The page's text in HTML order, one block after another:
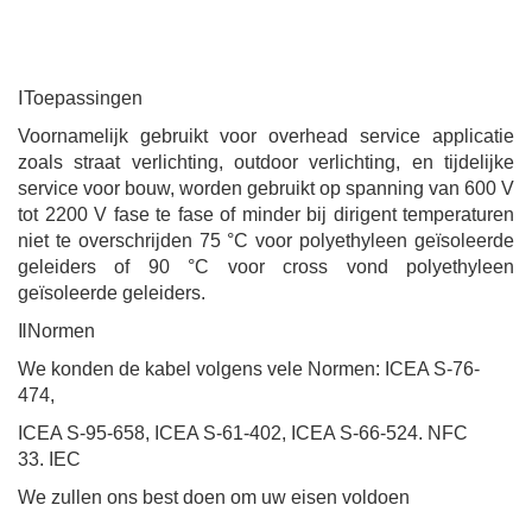
Toepassingen
Voornamelijk gebruikt voor overhead service applicatie
zoals straat verlichting, outdoor verlichting, en tijdelijke
service voor bouw, worden gebruikt op spanning van 600 V
tot 2200 V fase te fase of minder bij dirigent temperaturen
niet te overschrijden 75 °C voor polyethyleen geïsoleerde
geleiders of 90 °C voor cross vond polyethyleen
geïsoleerde geleiders.
Normen
We konden de kabel volgens vele Normen: ICEA S-76-
474,
ICEA S-95-658, ICEA S-61-402, ICEA S-66-524. NFC
33. IEC
We zullen ons best doen om uw eisen voldoen